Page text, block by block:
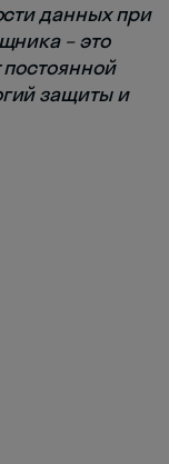
данных при
– это
защиты и